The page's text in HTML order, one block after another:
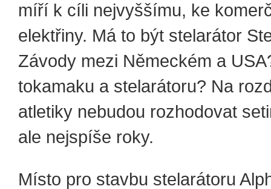
míří k cíli nejvyššímu, ke
elektřiny. Má to být stelarátor
Závody mezi Německém a
tokamaku a stelarátoru? Na
atletiky nebudou rozhodovat
ale nejspíše roky.
Místo pro stavbu stelarátoru